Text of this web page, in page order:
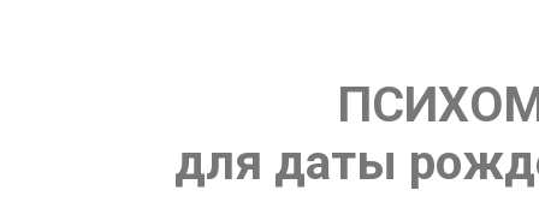
для даты